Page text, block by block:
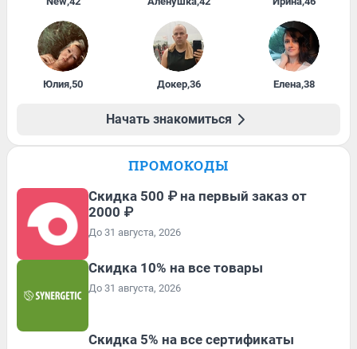
Юлия,50 Докер,36 Елена,38
Начать знакомиться
ПРОМОКОДЫ
Скидка 500 ₽ на первый заказ от
2000 ₽
До 31 августа, 2026
Скидка 10% на все товары
До 31 августа, 2026
Скидка 5% на все сертификаты